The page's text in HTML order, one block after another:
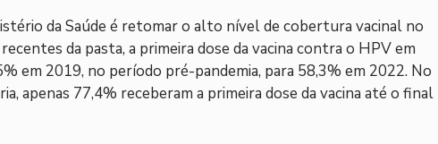
da Saúde é retomar o alto nível de cobertura vacinal no
da pasta, a primeira dose da vacina contra o HPV em
em 2019, no período pré-pandemia, para 58,3% em 2022. No
apenas 77,4% receberam a primeira dose da vacina até o final